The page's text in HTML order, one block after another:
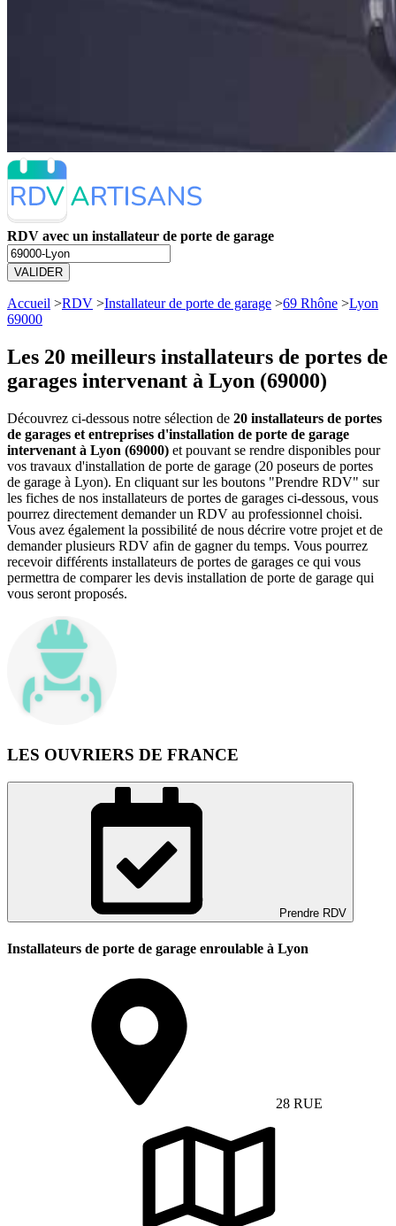
RDV avec un installateur de porte de garage
VALIDER
Accueil >RDV >Installateur de porte de garage >69 Rhône >Lyon
69000
Les 20 meilleurs installateurs de portes de
garages intervenant à Lyon (69000)
Découvrez ci-dessous notre sélection de 20 installateurs de portes
de garages et entreprises d'installation de porte de garage
intervenant à Lyon (69000) et pouvant se rendre disponibles pour
vos travaux d'installation de porte de garage (20 poseurs de portes
de garage à Lyon). En cliquant sur les boutons "Prendre RDV" sur
les fiches de nos installateurs de portes de garages ci-dessous, vous
pourrez directement demander un RDV au professionnel choisi.
Vous avez également la possibilité de nous décrire votre projet et de
demander plusieurs RDV afin de gagner du temps. Vous pourrez
recevoir différents installateurs de portes de garages ce qui vous
permettra de comparer les devis installation de porte de garage qui
vous seront proposés.
LES OUVRIERS DE FRANCE
Prendre RDV
Installateurs de porte de garage enroulable à Lyon
28 RUE